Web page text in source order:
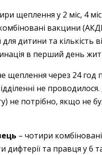
щеплення у 2 міс, 4
вакцини
для дитини та кількість
в перший день
щеплення через 24 год
не
не потрібно, якщо не
– ​чотири
та правця у 6